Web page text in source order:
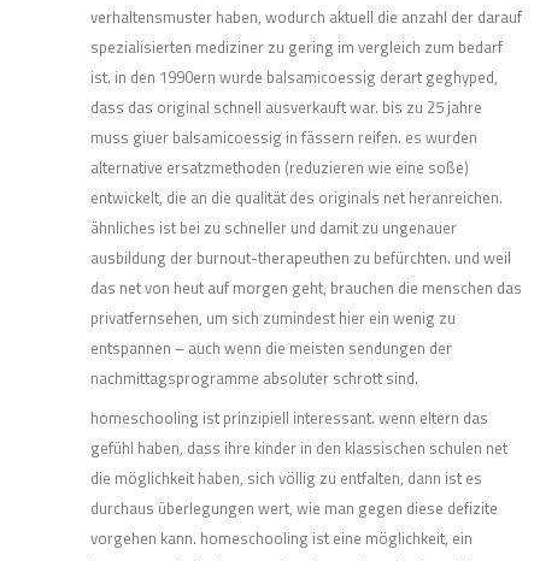
verhaltensmuster haben, wodurch aktuell die anzahl der darauf
spezialisierten mediziner zu gering im vergleich zum bedarf
ist. in den 1990ern wurde balsamicoessig derart geghyped,
dass das original schnell ausverkauft war. bis zu 25 jahre
muss giuer balsamicoessig in fässern reifen. es wurden
alternative ersatzmethoden (reduzieren wie eine soße)
entwickelt, die an die qualität des originals net heranreichen.
ähnliches ist bei zu schneller und damit zu ungenauer
ausbildung der burnout-therapeuthen zu befürchten. und weil
das net von heut auf morgen geht, brauchen die menschen das
privatfernsehen, um sich zumindest hier ein wenig zu
entspannen – auch wenn die meisten sendungen der
nachmittagsprogramme absoluter schrott sind.
homeschooling ist prinzipiell interessant. wenn eltern das
gefühl haben, dass ihre kinder in den klassischen schulen net
die möglichkeit haben, sich völlig zu entfalten, dann ist es
durchaus überlegungen wert, wie man gegen diese defizite
vorgehen kann. homeschooling ist eine möglichkeit, ein